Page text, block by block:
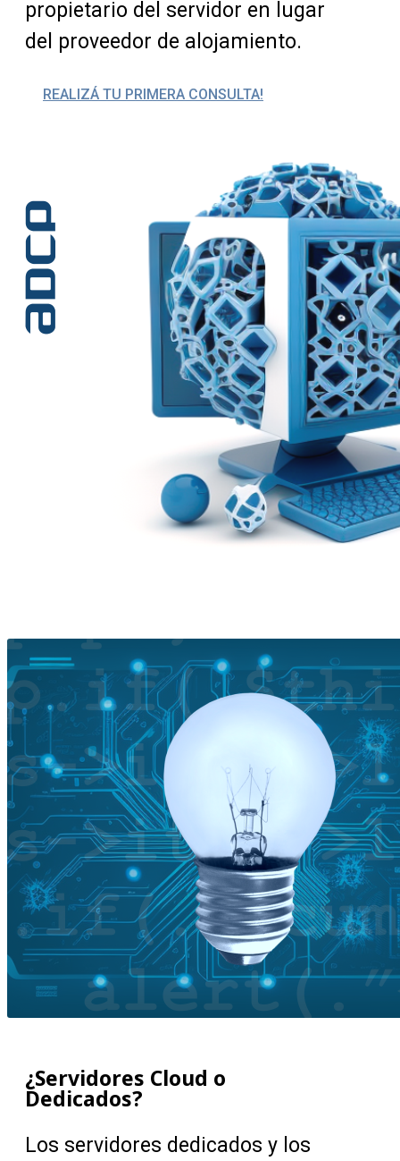
propietario del servidor en lugar
del proveedor de alojamiento.
REALIZÁ TU PRIMERA CONSULTA!
¿Servidores Cloud o
Dedicados?
Los servidores dedicados y los